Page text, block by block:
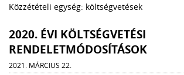
Közzétételi egység: költségvetések
2020. ÉVI KÖLTSÉGVETÉSI
RENDELETMÓDOSÍTÁSOK
2021. MÁRCIUS 22.